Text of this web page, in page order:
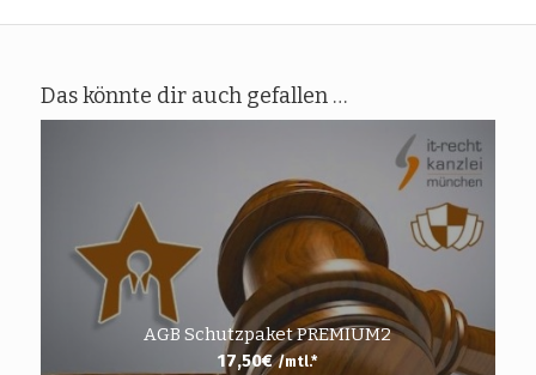
Das könnte dir auch gefallen …
AGB Schutzpaket PREMIUM2
17,50€ /mtl.*